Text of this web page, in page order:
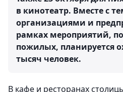
в кинотеатр. Вместе с
организациями и
рамках мероприятий,
пожилых, планируется
тысяч человек.
В кафе и ресторанах